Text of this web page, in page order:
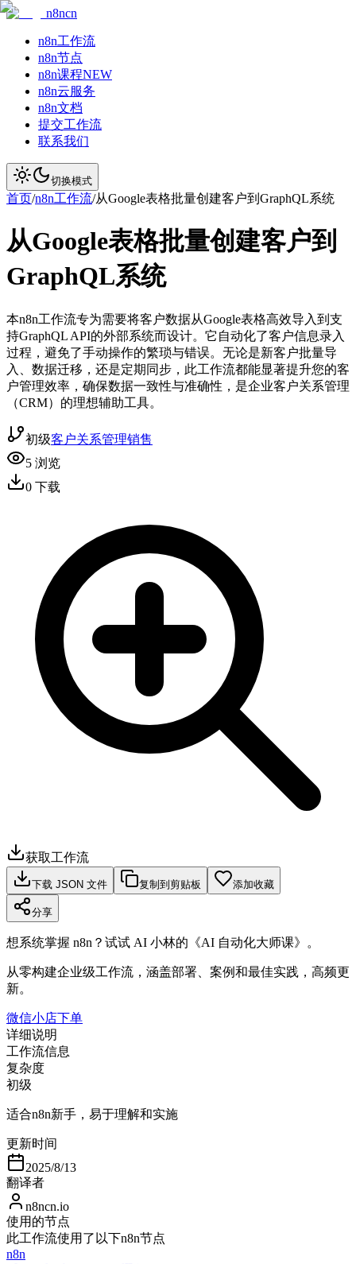
n8ncn
n8n工作流
n8n节点
n8n课程NEW
n8n云服务
n8n文档
提交工作流
联系我们
切换模式
首页/n8n工作流/从Google表格批量创建客户到GraphQL系统
从Google表格批量创建客户到
GraphQL系统
本n8n工作流专为需要将客户数据从Google表格高效导入到支
持GraphQL API的外部系统而设计。它自动化了客户信息录入
过程，避免了手动操作的繁琐与错误。无论是新客户批量导
入、数据迁移，还是定期同步，此工作流都能显著提升您的客
户管理效率，确保数据一致性与准确性，是企业客户关系管理
（CRM）的理想辅助工具。
初级客户关系管理销售
5 浏览
0 下载
获取工作流
下载 JSON 文件 复制到剪贴板 添加收藏
分享
想系统掌握 n8n？试试 AI 小林的《AI 自动化大师课》。
从零构建企业级工作流，涵盖部署、案例和最佳实践，高频更
新。
微信小店下单
详细说明
工作流信息
复杂度
初级
适合n8n新手，易于理解和实施
更新时间
2025/8/13
翻译者
n8ncn.io
使用的节点
此工作流使用了以下n8n节点
n8n